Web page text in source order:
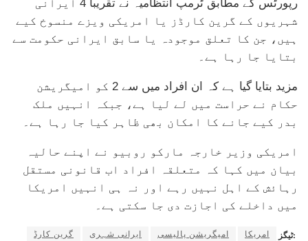
رپورٹس کے مطابق ٹرمپ انتظامیہ نے تقریباً 4 ایرانی
شہریوں کے گرین کارڈز یا امریکی ویزے منسوخ کیے
ہیں، جن کا تعلق موجودہ یا سابق ایرانی حکومت سے
بتایا جا رہا ہے۔
مزید بتایا گیا ہے کہ ان افراد میں سے 2 کو امیگریشن
حکام نے حراست میں لے لیا ہے، جبکہ انہیں ملک
بدر کیے جانے کا امکان بھی ظاہر کیا جا رہا ہے۔
امریکی وزیر خارجہ مارکو روبیو نے اپنے حالیہ
بیان میں کہا کہ متعلقہ افراد اب قانونی مستقل
رہائش کے اہل نہیں رہے اور نہ ہی انہیں امریکا
میں داخلے کی اجازت دی جا سکتی ہے۔
ٹیگز: امریکا امیگریشن پالیسی ایرانی شہری
گرین کارڈ